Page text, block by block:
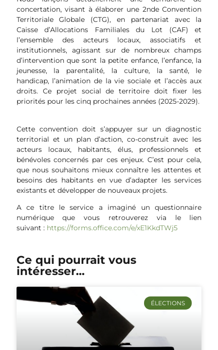
concertation, visant à élaborer une 2nde Convention
Territoriale Globale (CTG), en partenariat avec la
Caisse d’Allocations Familiales du Lot (CAF) et
l’ensemble des acteurs locaux, associatifs et
institutionnels, agissant sur de nombreux champs
d’intervention que sont la petite enfance, l’enfance, la
jeunesse, la parentalité, la culture, la santé, le
handicap, l’animation de la vie sociale et l’accès aux
droits. Ce projet social de territoire doit fixer les
priorités pour les cinq prochaines années (2025-2029).
Cette convention doit s’appuyer sur un diagnostic
territorial et un plan d’action, co-construit avec les
acteurs locaux, habitants, élus, professionnels et
bénévoles concernés par ces enjeux. C’est pour cela,
que nous souhaitons mieux connaître les attentes et
besoins des habitants en vue d’adapter les services
existants et développer de nouveaux projets.
A ce titre le service a imaginé un questionnaire
numérique que vous retrouverez via le lien
suivant : https://forms.office.com/e/xE1KkdTWj5
Ce qui pourrait vous
intéresser...
ÉLECTIONS